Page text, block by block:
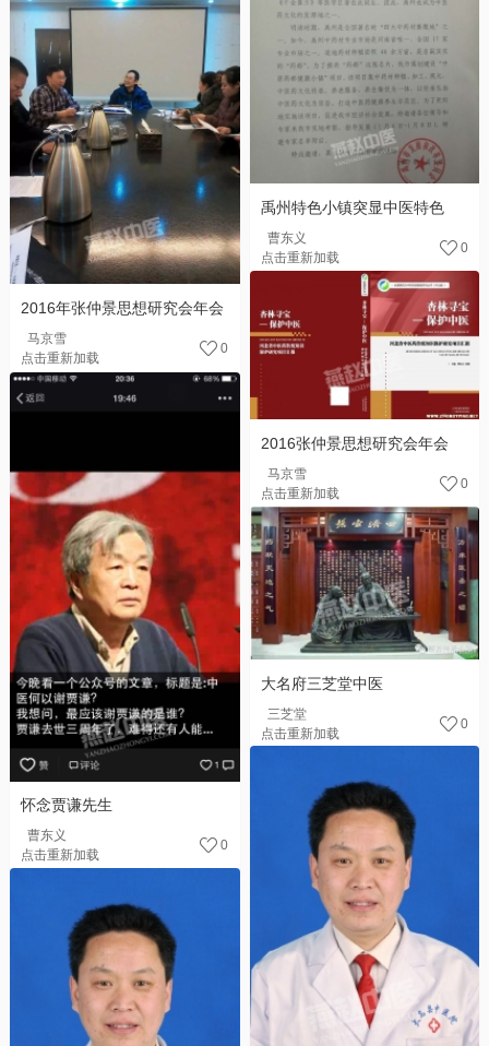
禹州特色小镇突显中医特色
曹东义
点击重新加载
0
2016年张仲景思想研究会年会
马京雪
点击重新加载
0
2016张仲景思想研究会年会
马京雪
点击重新加载
0
怀念贾谦先生
曹东义
点击重新加载
0
大名府三芝堂中医
三芝堂
点击重新加载
0